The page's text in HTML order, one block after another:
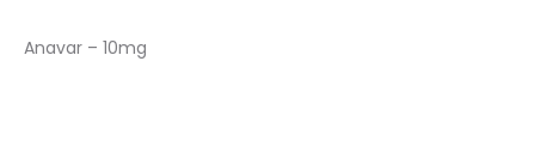
Anavar – 10mg